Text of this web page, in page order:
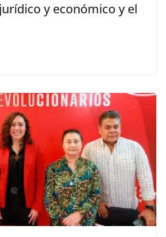
y económico y el